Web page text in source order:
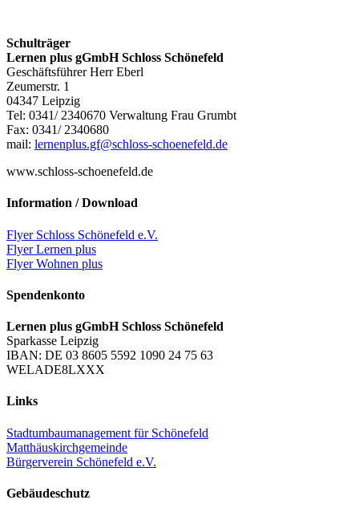
Schulträger
Lernen plus gGmbH Schloss Schönefeld
Geschäftsführer Herr Eberl
Zeumerstr. 1
04347 Leipzig
Tel: 0341/ 2340670 Verwaltung Frau Grumbt
Fax: 0341/ 2340680
mail: lernenplus.gf@schloss-schoenefeld.de
www.schloss-schoenefeld.de
Information / Download
Flyer Schloss Schönefeld e.V.
Flyer Lernen plus
Flyer Wohnen plus
Spendenkonto
Lernen plus gGmbH Schloss Schönefeld
Sparkasse Leipzig
IBAN: DE 03 8605 5592 1090 24 75 63
WELADE8LXXX
Links
Stadtumbaumanagement für Schönefeld
Matthäuskirchgemeinde
Bürgerverein Schönefeld e.V.
Gebäudeschutz